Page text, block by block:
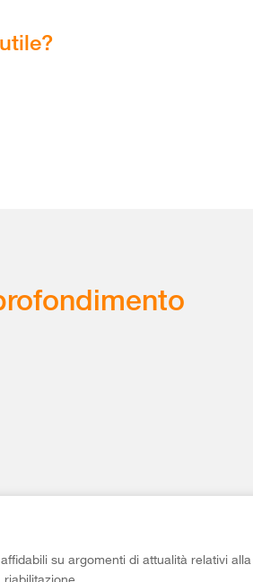
su argomenti di attualità relativi alla
riabilitazione.